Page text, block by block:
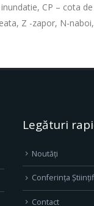
CP – cota
Z -zapor, N-
Legături
Noutăți
Conferința
Contact